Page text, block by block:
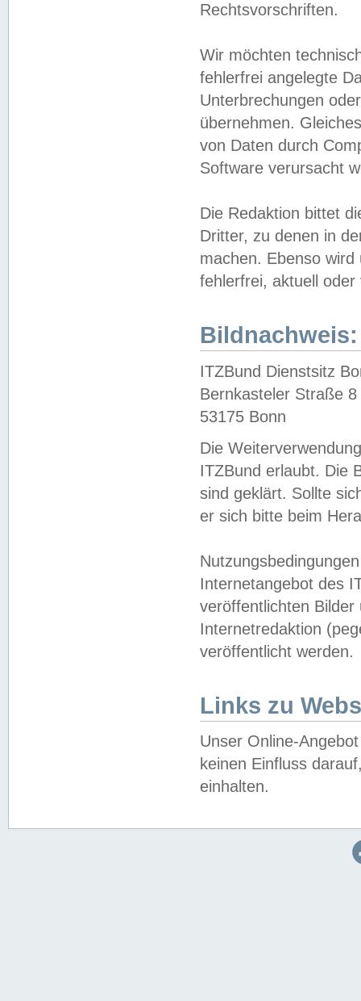
Rechtsvorschriften.
Wir möchten
fehlerfrei angelegte
Unterbrechungen
übernehmen.
von Daten durch
Software verursacht
Die Redaktion bittet
Dritter, zu denen in
machen. Ebenso
fehlerfrei, aktuell oder
Bildnachweis:
ITZBund Dienstsitz
Bernkasteler Straße 8
53175 Bonn
Die
ITZBund erlaubt. Die
sind geklärt. Sollte
er sich bitte beim
Internetangebot des
veröffentlichten
Internetredaktion
veröffentlicht werden.
Links zu
Unser Online-
keinen Einfluss
einhalten.